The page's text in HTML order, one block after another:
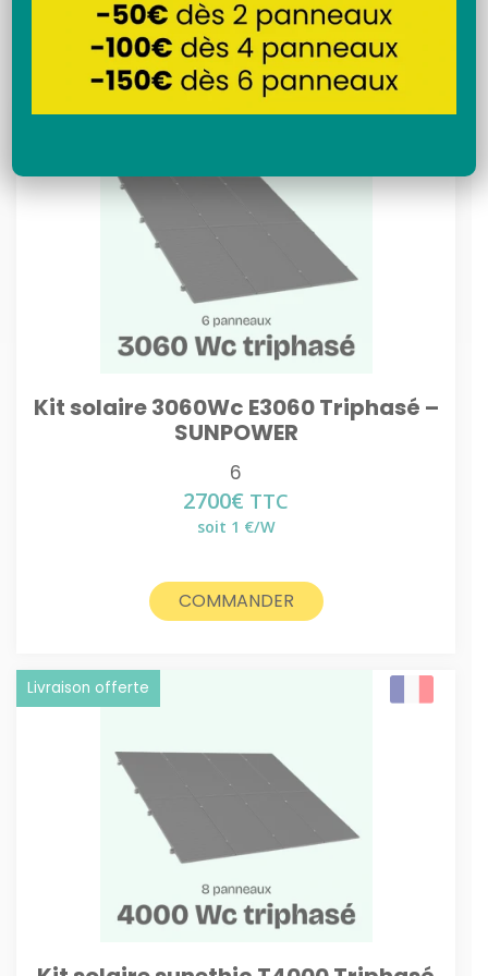
Recherche
Kit solaire 3060Wc E3060 Triphasé –
SUNPOWER
6
2700€ TTC
soit 1 €/W
COMMANDER
Livraison offerte